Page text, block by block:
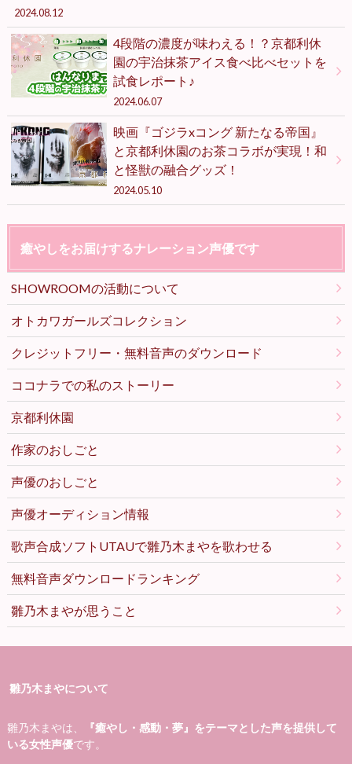
2024.08.12
4段階の濃度が味わえる！？京都利休
園の宇治抹茶アイス食べ比べセットを
試食レポート♪
2024.06.07
映画『ゴジラxコング 新たなる帝国』
と京都利休園のお茶コラボが実現！和
と怪獣の融合グッズ！
2024.05.10
癒やしをお届けするナレーション声優です
SHOWROOMの活動について
オトカワガールズコレクション
クレジットフリー・無料音声のダウンロード
ココナラでの私のストーリー
京都利休園
作家のおしごと
声優のおしごと
声優オーディション情報
歌声合成ソフトUTAUで雛乃木まやを歌わせる
無料音声ダウンロードランキング
雛乃木まやが思うこと
雛乃木まやについて
雛乃木まやは、
『癒やし・感動・夢』をテーマとした声を提供して
いる女性声優です。